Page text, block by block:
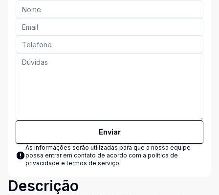
Enviar
As informações serão utilizadas para que a nossa equipe
possa entrar em contato de acordo com a política de
privacidade e termos de serviço
Descrição